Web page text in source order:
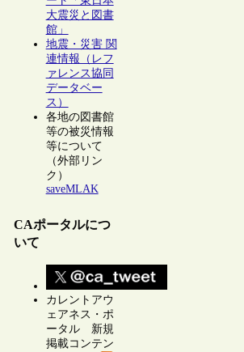
大震災と図書
館」
地震・災害 関
連情報（レフ
ァレンス協同
データベー
ス）
各地の図書館
等の被災情報
等について
（外部リン
ク）
saveMLAK
CAポータルにつ
いて
カレントアウ
ェアネス・ポ
ータル 新規
掲載コンテン